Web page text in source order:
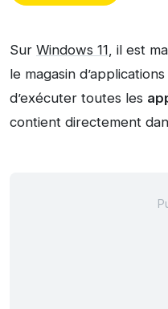
Sur Windows 11, il est
le magasin d’applications
d’exécuter toutes les
contient directement